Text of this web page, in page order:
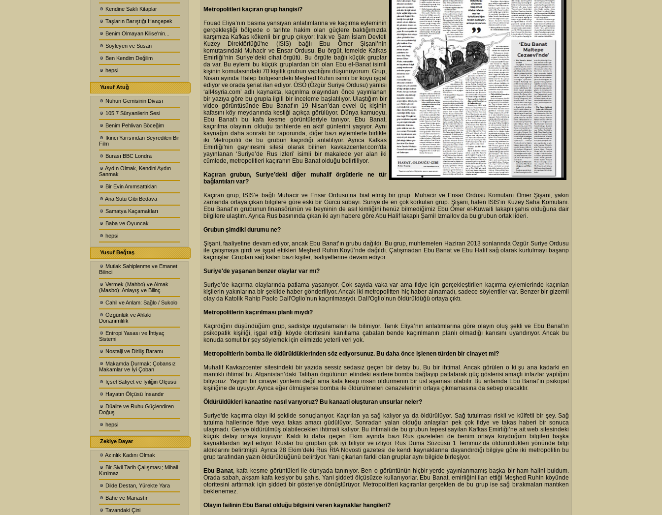
Kendine Saklı Kitaplar
Taşların Barıştığı Hançepek
Benim Olmayan Kilise'nin...
Söyleyen ve Susan
Ben Kendim Değilim
hepsi
Yusuf Atuğ
Nuhun Gemisinin Divası
105.7 Süryanilerin Sesi
Benim Pehlivan Böceğim
İkinci Yarısından Seyredilen Bir
Film
Burası BBC Londra
Aydın Olmak, Kendini Aydın
Sanmak
Bir Evin Anımsattıkları
Ana Sütü Gibi Bedava
Samatya Kaçamakları
Baba ve Oyuncak
hepsi
Yusuf Beğtaş
Mutlak Sahiplenme ve Emanet
Bilinci
Vermek (Mahbo) ve Almak
(Masbo): Anlayış ve Bilinç
Cahil ve Anlam: Sağlo / Sukolo
Özgünlük ve Ahlaki
Donanımlılık
Entropi Yasası ve İhtiyaç
Sistemi
Nostalji ve Diriliş Baramı
Makamda Durmak: Çobansız
Makamlar ve İyi Çoban
İçsel Safiyet ve İyiliğin Ölçüsü
Hayatın Ölçüsü İnsandır
Düalite ve Ruhu Güçlendiren
Doğuş
hepsi
Zekiye Dayar
Azınlık Kadını Olmak
Bir Sivil Tarih Çalışması; Mihail
Kırılmaz
Dilde Destan, Yürekte Yara
Bahe ve Manastır
Tavandaki Çini
Metropolitleri kaçıran grup hangisi?
Fouad Eliya’nın basına yansıyan anlatımlarına ve kaçırma eyleminin
gerçekleştiği bölgede o tarihte hakim olan güçlere baktığımızda
karşımıza Kafkas kökenli bir grup çıkıyor: Irak ve Şam İslam Devleti
Kuzey Direktörlüğü'ne (ISIS) bağlı Ebu Ömer Şişani’nin
komutasındaki Muhacir ve Ensar Ordusu. Bu örgüt, temelde Kafkas
Emirliği’nin Suriye’deki cihat örgütü. Bu örgüte bağlı küçük gruplar
da var. Bu eylemi bu küçük gruplardan biri olan Ebu el-Banat isimli
kişinin komutasındaki 70 kişilik grubun yaptığını düşünüyorum. Grup,
Nisan ayında Halep bölgesindeki Meşhed Ruhin isimli bir köyü işgal
ediyor ve orada şeriat ilan ediyor. ÖSO (Özgür Suriye Ordusu) yanlısı
‘all4syria.com’ adlı kaynakta, kaçırılma olayından önce yayınlanan
bir yazıya göre bu grupla ilgili bir inceleme başlatılıyor. Ulaştığım bir
video görüntüsünde Ebu Banat’ın 19 Nisan’dan evvel üç kişinin
kafasını köy meydanında kestiği açıkça görülüyor. Dünya kamuoyu,
Ebu Banat’ı bu kafa kesme görüntüleriyle tanıyor. Ebu Banat,
kaçırılma olayının olduğu tarihlerde en aktif günlerini yaşıyor. Aynı
kaynağın daha sonraki bir raporunda, diğer bazı eylemlerle birlikte
iki Metropoliti de bu grubun kaçırdığı anlatılıyor. Ayrıca Kafkas
Emirliği'nin gayrıresmi sitesi olarak bilinen kavkazcenter.com'da
yayınlanan ‘Suriye’de Rus izleri’ isimli bir makalede yer alan iki
cümlede, metropolitleri kaçıranın Ebu Banat olduğu belirtiliyor.
Kaçıran grubun, Suriye’deki diğer muhalif örgütlerle ne tür
bağlantıları var?
Kaçıran grup, ISIS’e bağlı Muhacir ve Ensar Ordusu’na biat etmiş bir grup. Muhacir ve Ensar Ordusu Komutanı Ömer Şişani, yakın
zamanda ortaya çıkan bilgilere göre eski bir Gürcü subayı. Suriye’de en çok korkulan grup. Şişani, halen ISIS’in Kuzey Saha Komutanı.
Ebu Banat’ın grubunun finansörünün ve beyninin de asıl kimliğini henüz bilmediğimiz Ebu Ömer el-Kuwaiti lakaplı şahıs olduğuna dair
bilgilere ulaştım. Ayrıca Rus basınında çıkan iki ayrı habere göre Abu Halif lakaplı Şamil Izmailov da bu grubun ortak lideri.
Grubun şimdiki durumu ne?
Şişani, faaliyetine devam ediyor, ancak Ebu Banat’ın grubu dağıldı. Bu grup, muhtemelen Haziran 2013 sonlarında Özgür Suriye Ordusu
ile çatışmaya girdi ve işgal ettikleri Meşhed Ruhin Köyü’nde dağıldı. Çatışmadan Ebu Banat ve Ebu Halif sağ olarak kurtulmayı başarıp
kaçmışlar. Gruptan sağ kalan bazı kişiler, faaliyetlerine devam ediyor.
Suriye'de yaşanan benzer olaylar var mı?
Suriye’de kaçırma olaylarında patlama yaşanıyor. Çok sayıda vaka var ama fidye için gerçekleştirilen kaçırma eylemlerinde kaçırılan
kişilerin yakınlarına bir şekilde haber gönderiliyor. Ancak iki metropolitten hiç haber alınamadı, sadece söylentiler var. Benzer bir gizemli
olay da Katolik Rahip Paolo Dall'Oglio’nun kaçırılmasıydı. Dall'Oglio’nun öldürüldüğü ortaya çıktı.
Metropolitlerin kaçırılması planlı mıydı?
Kaçırdığını düşündüğüm grup, sadistçe uygulamaları ile biliniyor. Tanık Eliya’nın anlatımlarına göre olayın oluş şekli ve Ebu Banat’ın
psikopatik kişiliği, işgal ettiği köyde otoritesini kanıtlama çabaları bende kaçırılmanın planlı olmadığı kanısını uyandırıyor. Ancak bu
konuda somut bir şey söylemek için elimizde yeterli veri yok.
Metropolitlerin bomba ile öldürüldüklerinden söz ediyorsunuz. Bu daha önce işlenen türden bir cinayet mi?
Muhalif Kavkazcenter sitesindeki bir yazıda sessiz sedasız geçen bir detay bu. Bu bir ihtimal. Ancak görülen o ki şu ana kadarki en
mantıklı ihtimal bu. Afganistan’daki Taliban örgütünün elindeki esirlere bomba bağlayıp patlatarak güç gösterisi amaçlı infazlar yaptığını
biliyoruz. Yaygın bir cinayet yöntemi değil ama kafa kesip insan öldürmenin bir üst aşaması olabilir. Bu anlamda Ebu Banat’ın psikopat
kişiliğine de uyuyor. Ayrıca eğer ölmüşlerse bomba ile öldürülmeleri cenazelerinin ortaya çıkmamasına da sebep olacaktır.
Öldürüldükleri kanaatine nasıl varıyoruz? Bu kanaati oluşturan unsurlar neler?
Suriye'de kaçırma olayı iki şekilde sonuçlanıyor. Kaçırılan ya sağ kalıyor ya da öldürülüyor. Sağ tutulması riskli ve külfetli bir şey. Sağ
tutulma hallerinde fidye veya takas amacı güdülüyor. Sonradan yalan olduğu anlaşılan pek çok fidye ve takas haberi bir sonuca
ulaşmadı. Geriye öldürülmüş olabilecekleri ihtimali kalıyor. Bu ihtimali de bu grubun tepesi sayılan Kafkas Emirliği’ne ait web sitesindeki
küçük detay ortaya koyuyor. Kaldı ki daha geçen Ekim ayında bazı Rus gazeteleri de benim ortaya koyduğum bilgileri başka
kaynaklardan teyit ediyor. Ruslar bu grupları çok iyi biliyor ve izliyor. Rus Duma Sözcüsü 1 Temmuz’da öldürüldükleri yönünde bilgi
aldıklarını belirtmişti. Ayrıca 28 Ekim’deki Rus RIA Novosti gazetesi de kendi kaynaklarına dayandırdığı bilgiye göre iki metropolitin bu
grup tarafından yazın öldürüldüğünü belirtiyor. Yani çıkarları farkli olan gruplar aynı bilgide birleşiyor.
Ebu Banat, kafa kesme görüntüleri ile dünyada tanınıyor. Ben o görüntünün hiçbir yerde yayınlanmamış başka bir ham halini buldum.
Orada sabah, akşam kafa kesiyor bu şahıs. Yani şiddeti ölçüsüzce kullanıyorlar. Ebu Banat, emirliğini ilan ettiği Meşhed Ruhin köyünde
otoritesini arttırmak için şiddeti bir gösteriye dönüştürüyor. Metropolitleri kaçıranlar gerçekten de bu grup ise sağ bırakmaları mantıken
beklenemez.
Olayın failinin Ebu Banat olduğu bilgisini veren kaynaklar hangileri?